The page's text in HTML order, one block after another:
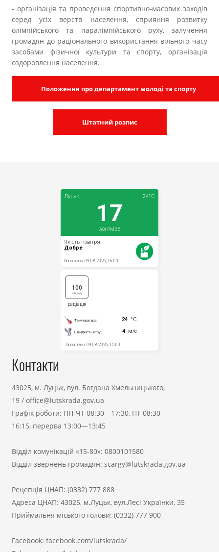
- організація та проведення спортивно-масових заходів
серед усіх верств населення, сприяння розвитку
олімпійського та паралімпійського руху, залучення
громадян до раціонального використання вільного часу
засобами фізичної культури та спорту, організація
оздоровлення населення.
Положення про департамент молоді та спорту
Штатний розпис
Контакти
43025, м. Луцьк, вул. Богдана Хмельницького,
19 / office@lutskrada.gov.ua
Графік роботи: ПН-ЧТ 08:30—17:30, ПТ 08:30—
16:15, перерва 13:00—13:45
Відділ комунікацій «15-80»: 0800101580
Відділ звернень громадян: scargy@lutskrada.gov.ua
Рецепція ЦНАП: (0332) 777 888
Адреса ЦНАП: 43025, м.Луцьк, вул.Лесі Українки, 35
Приймальня міського голови: (0332) 777 900
Facebook: facebook.com/lutskrada/